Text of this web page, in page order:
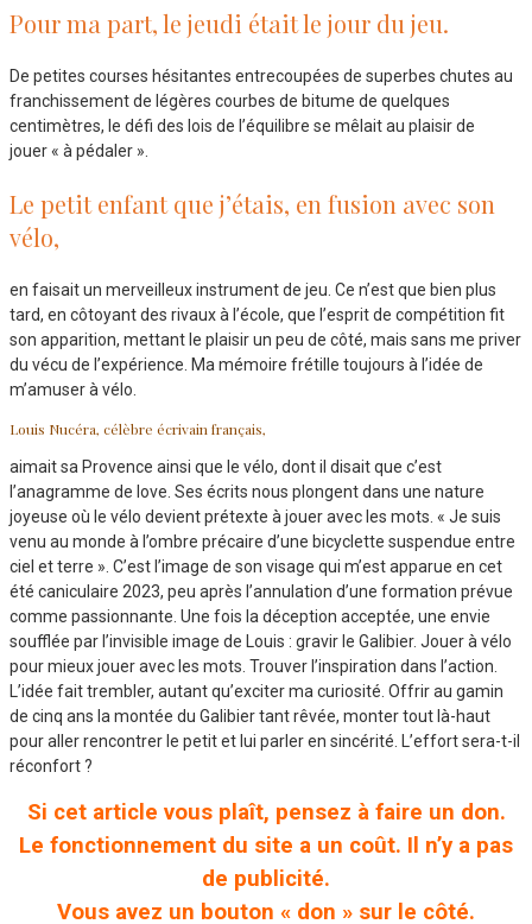
Pour ma part, le jeudi était le jour du jeu.
De petites courses hésitantes entrecoupées de superbes chutes au
franchissement de légères courbes de bitume de quelques
centimètres, le défi des lois de l’équilibre se mêlait au plaisir de
jouer « à pédaler ».
Le petit enfant que j’étais, en fusion avec son
vélo,
en faisait un merveilleux instrument de jeu. Ce n’est que bien plus
tard, en côtoyant des rivaux à l’école, que l’esprit de compétition fit
son apparition, mettant le plaisir un peu de côté, mais sans me priver
du vécu de l’expérience. Ma mémoire frétille toujours à l’idée de
m’amuser à vélo.
Louis Nucéra, célèbre écrivain français,
aimait sa Provence ainsi que le vélo, dont il disait que c’est
l’anagramme de love. Ses écrits nous plongent dans une nature
joyeuse où le vélo devient prétexte à jouer avec les mots. « Je suis
venu au monde à l’ombre précaire d’une bicyclette suspendue entre
ciel et terre ». C’est l’image de son visage qui m’est apparue en cet
été caniculaire 2023, peu après l’annulation d’une formation prévue
comme passionnante. Une fois la déception acceptée, une envie
soufflée par l’invisible image de Louis : gravir le Galibier. Jouer à vélo
pour mieux jouer avec les mots. Trouver l’inspiration dans l’action.
L’idée fait trembler, autant qu’exciter ma curiosité. Offrir au gamin
de cinq ans la montée du Galibier tant rêvée, monter tout là-haut
pour aller rencontrer le petit et lui parler en sincérité. L’effort sera-t-il
réconfort ?
Si cet article vous plaît, pensez à faire un don.
Le fonctionnement du site a un coût. Il n’y a pas
de publicité.
Vous avez un bouton « don » sur le côté.